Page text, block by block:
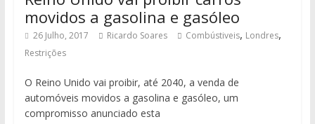
movidos a gasolina e gasóleo
26 Julho, 2017 Ricardo Soares Combústiveis, Londres,
Restrições
O Reino Unido vai proibir, até 2040, a venda de
automóveis movidos a gasolina e gasóleo, um
compromisso anunciado esta